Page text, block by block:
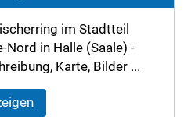
im Stadtteil
Nord in Halle (Saale) -
Karte, Bilder ...